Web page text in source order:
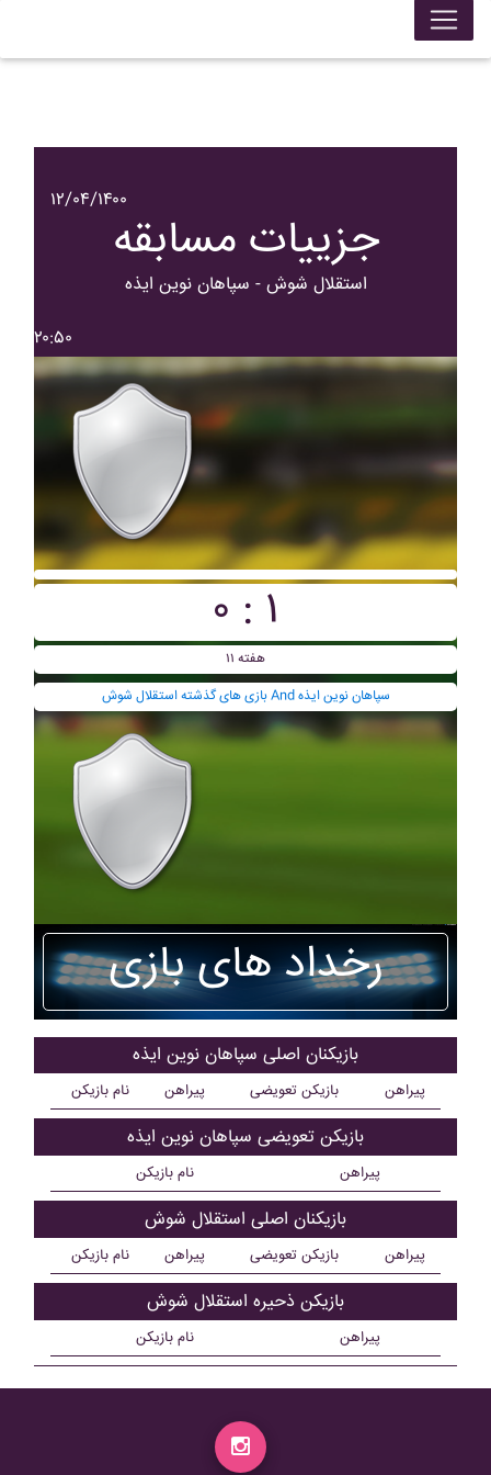
۱۲/۰۴/۱۴۰۰
جزییات مسابقه
استقلال شوش - سپاهان نوين ايذه
۲۰:۵۰
۰ : ۱
هفته ۱۱
بازی های گذشته استقلال شوش And سپاهان نوين ايذه
رخداد های بازی
بازیکنان اصلی سپاهان نوين ايذه
نام بازیکن پیراهن بازیکن تعویضی پیراهن
بازیکن تعویضی سپاهان نوين ايذه
نام بازیکن پیراهن
بازیکنان اصلی استقلال شوش
نام بازیکن پیراهن بازیکن تعویضی پیراهن
بازیکن ذحیره استقلال شوش
نام بازیکن پیراهن